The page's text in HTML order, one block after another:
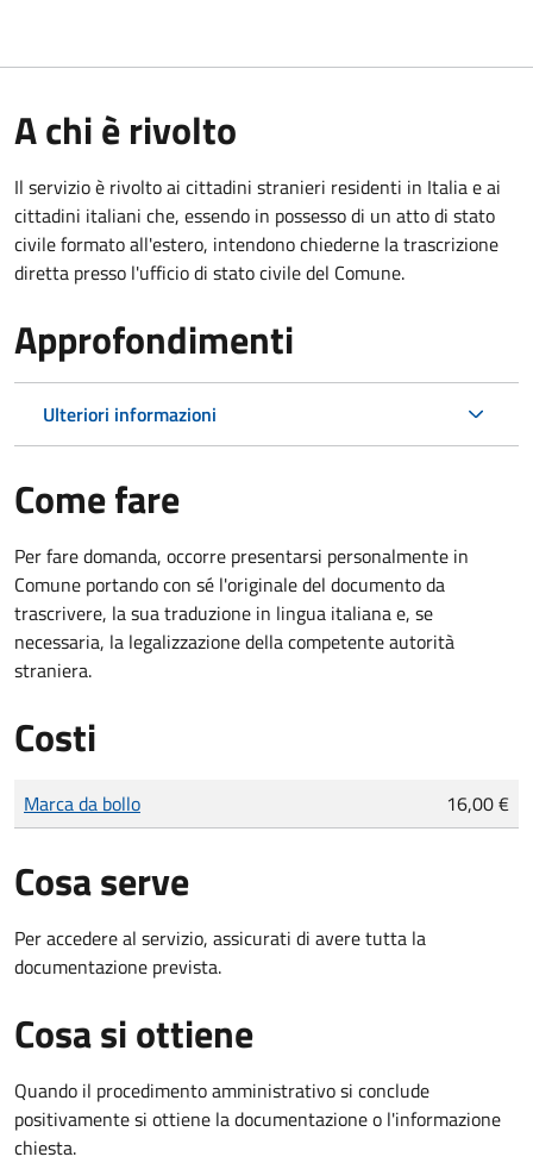
A chi è rivolto
Il servizio è rivolto ai cittadini stranieri residenti in Italia e ai
cittadini italiani che, essendo in possesso di un atto di stato
civile formato all'estero, intendono chiederne la trascrizione
diretta presso l'ufficio di stato civile del Comune.
Approfondimenti
Ulteriori informazioni
Come fare
Per fare domanda, occorre presentarsi personalmente in
Comune portando con sé l'originale del documento da
trascrivere, la sua traduzione in lingua italiana e, se
necessaria, la legalizzazione della competente autorità
straniera.
Costi
Tipo di pagamento
Importo
Marca da bollo 16,00 €
Cosa serve
Per accedere al servizio, assicurati di avere tutta la
documentazione prevista.
Cosa si ottiene
Quando il procedimento amministrativo si conclude
positivamente si ottiene la documentazione o l'informazione
chiesta.